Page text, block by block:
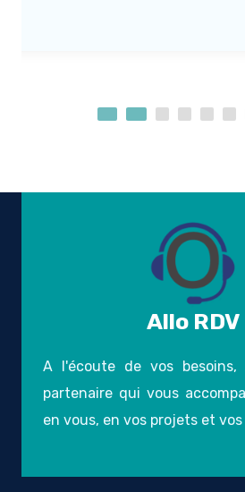
Allo RDV
A l'écoute de vos besoins,
partenaire qui vous
en vous, en vos projets et